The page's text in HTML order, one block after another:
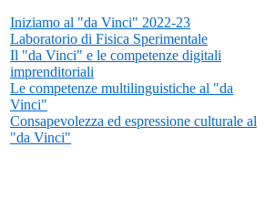
Iniziamo al "da Vinci" 2022-23
Laboratorio di Fisica Sperimentale
Il "da Vinci" e le competenze digitali
imprenditoriali
Le competenze multilinguistiche al "da
Vinci"
Consapevolezza ed espressione culturale al
"da Vinci"